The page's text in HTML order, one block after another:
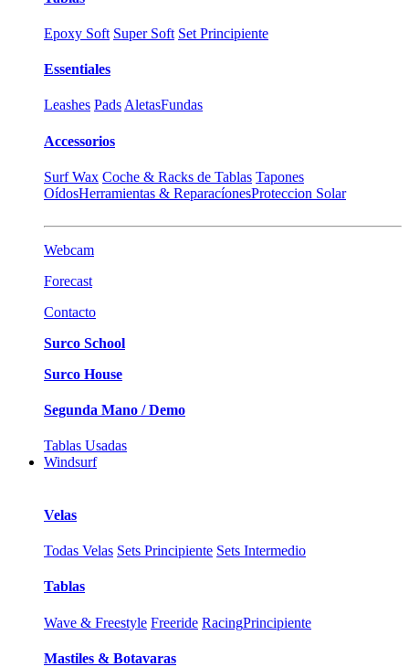
Epoxy Soft Super Soft Set Principiente
Essentiales
Leashes Pads AletasFundas
Accessorios
Surf Wax Coche & Racks de Tablas Tapones
OídosHerramientas & ReparacíonesProteccion Solar
Webcam
Forecast
Contacto
Surco School
Surco House
Segunda Mano / Demo
Tablas Usadas
Windsurf
Velas
Todas Velas Sets Principiente Sets Intermedio
Tablas
Wave & Freestyle Freeride RacingPrincipiente
Mastiles & Botavaras